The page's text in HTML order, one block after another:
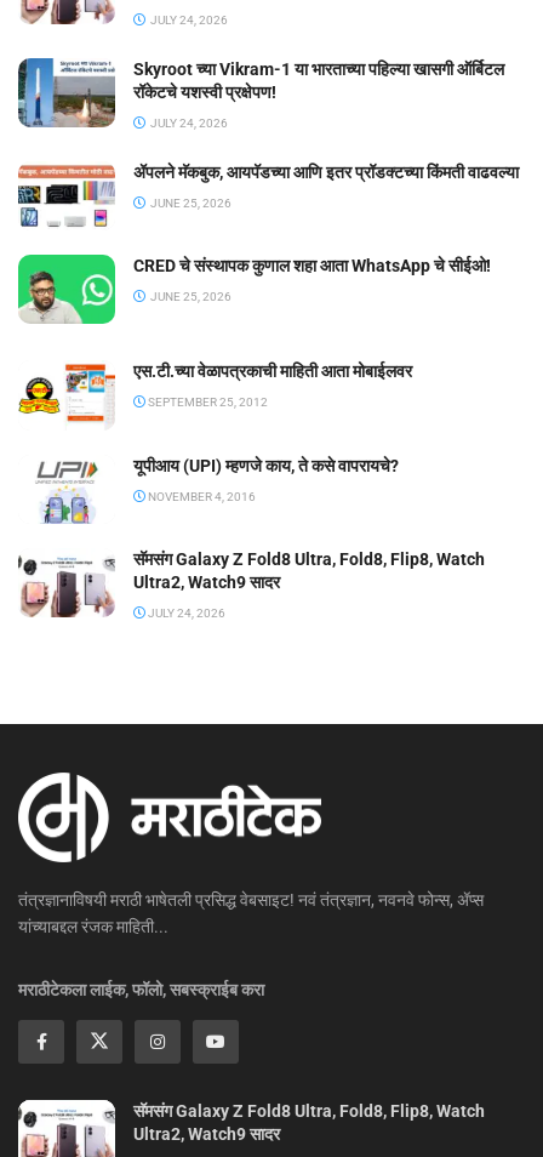
JULY 24, 2026
Skyroot च्या Vikram-1 या भारताच्या पहिल्या खासगी ऑर्बिटल
रॉकेटचे यशस्वी प्रक्षेपण!
JULY 24, 2026
ॲपलने मॅकबुक, आयपॅडच्या आणि इतर प्रॉडक्टच्या किंमती वाढवल्या
JUNE 25, 2026
CRED चे संस्थापक कुणाल शहा आता WhatsApp चे सीईओ!
JUNE 25, 2026
एस.टी.च्या वेळापत्रकाची माहिती आता मोबाईलवर
SEPTEMBER 25, 2012
यूपीआय (UPI) म्हणजे काय, ते कसे वापरायचे?
NOVEMBER 4, 2016
सॅमसंग Galaxy Z Fold8 Ultra, Fold8, Flip8, Watch
Ultra2, Watch9 सादर
JULY 24, 2026
तंत्रज्ञानाविषयी मराठी भाषेतली प्रसिद्ध वेबसाइट! नवं तंत्रज्ञान, नवनवे फोन्स, ॲप्स
यांच्याबद्दल रंजक माहिती...
मराठीटेकला लाईक, फॉलो, सबस्क्राईब करा
सॅमसंग Galaxy Z Fold8 Ultra, Fold8, Flip8, Watch
Ultra2, Watch9 सादर